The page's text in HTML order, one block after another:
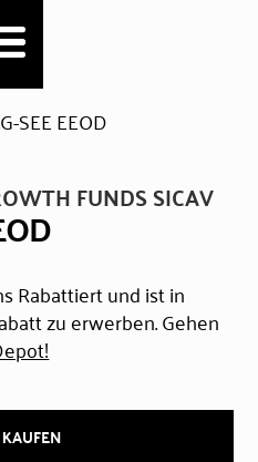
SEE EEOD
FUNDS SICAV
Rabattiert und ist in
zu erwerben. Gehen